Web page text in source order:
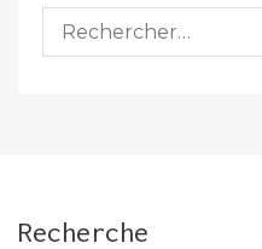
Rechercher :
Recherche